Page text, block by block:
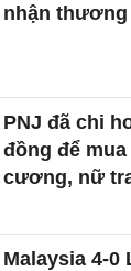
nhận
PNJ đã chi
đồng để
cương, nữ
Malaysia 4-0